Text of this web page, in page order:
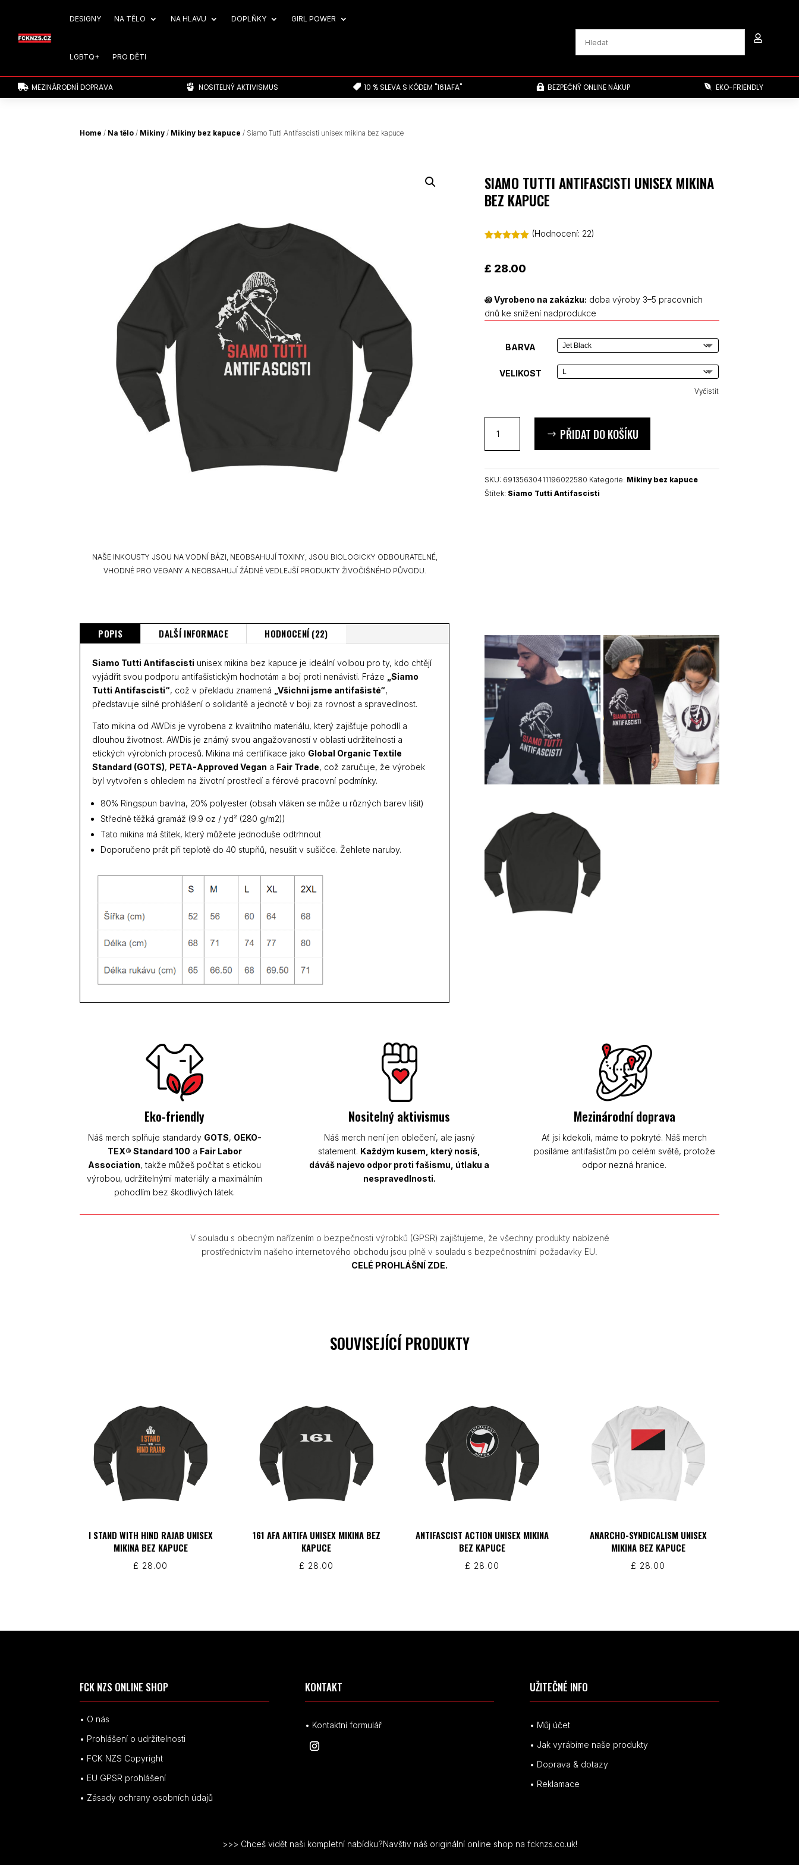
DESIGNY NA TĚLO NA HLAVU DOPLŇKY GIRL POWER
LGBTQ+ PRO DĚTI

 MEZINÁRODNÍ DOPRAVA  NOSITELNÝ AKTIVISMUS  10 % SLEVA S KÓDEM "161AFA"  BEZPEČNÝ ONLINE NÁKUP  EKO-FRIENDLY
Home / Na tělo / Mikiny / Mikiny bez kapuce / Siamo Tutti Antifascisti unisex mikina bez kapuce
NAŠE INKOUSTY JSOU NA VODNÍ BÁZI, NEOBSAHUJÍ TOXINY, JSOU BIOLOGICKY ODBOURATELNÉ,
VHODNÉ PRO VEGANY A NEOBSAHUJÍ ŽÁDNÉ VEDLEJŠÍ PRODUKTY ŽIVOČIŠNÉHO PŮVODU.
SIAMO TUTTI ANTIFASCISTI UNISEX MIKINA
BEZ KAPUCE
základě
hodnocení
(Hodnocení: 22)
£ 28.00
꩜Vyrobeno na zakázku: doba výroby 3–5 pracovních
dnů ke snížení nadprodukce
BARVA
VELIKOST
Vyčistit
Tutti
Antifascisti
mikina
bez
PŘIDAT DO KOŠÍKU
SKU: 69135630411196022580 Kategorie: Mikiny bez kapuce
Štítek: Siamo Tutti Antifascisti
POPIS DALŠÍ INFORMACE HODNOCENÍ (22)
Siamo Tutti Antifascisti unisex mikina bez kapuce je ideální volbou pro ty, kdo chtějí
vyjádřit svou podporu antifašistickým hodnotám a boj proti nenávisti. Fráze
„Siamo
Tutti Antifascisti“, což v překladu znamená „Všichni jsme antifašisté“,
představuje silné prohlášení o solidaritě a jednotě v boji za rovnost a spravedlnost.
Tato mikina od AWDis je vyrobena z kvalitního materiálu, který zajišťuje pohodlí a
dlouhou životnost. AWDis je známý svou angažovaností v oblasti udržitelnosti a
etických výrobních procesů. Mikina má certifikace jako Global Organic Textile
Standard (GOTS), PETA-Approved Vegan a Fair Trade, což zaručuje, že výrobek
byl vytvořen s ohledem na životní prostředí a férové pracovní podmínky.
80% Ringspun bavlna, 20% polyester (obsah vláken se může u různých barev lišit)
Středně těžká gramáž (9.9 oz / yd² (280 g/m2))
Tato mikina má štítek, který můžete jednoduše odtrhnout
Doporučeno prát při teplotě do 40 stupňů, nesušit v sušičce. Žehlete naruby.
Eko-friendly
Náš merch splňuje standardy GOTS, OEKO-
TEX® Standard 100 a Fair Labor
Association, takže můžeš počítat s etickou
výrobou, udržitelnými materiály a maximálním
pohodlím bez škodlivých látek.
Nositelný aktivismus
Náš merch není jen oblečení, ale jasný
statement. Každým kusem, který nosíš,
dáváš najevo odpor proti fašismu, útlaku a
nespravedlnosti.
Mezinárodní doprava
Ať jsi kdekoli, máme to pokryté. Náš merch
posíláme antifašistům po celém světě, protože
odpor nezná hranice.
V souladu s obecným nařízením o bezpečnosti výrobků (GPSR) zajišťujeme, že všechny produkty nabízené
prostřednictvím našeho internetového obchodu jsou plně v souladu s bezpečnostními požadavky EU.
CELÉ PROHLÁŠNÍ ZDE.
SOUVISEJÍCÍ PRODUKTY
I STAND WITH HIND RAJAB UNISEX
MIKINA BEZ KAPUCE
£ 28.00
161 AFA ANTIFA UNISEX MIKINA BEZ
KAPUCE
£ 28.00
ANTIFASCIST ACTION UNISEX MIKINA
BEZ KAPUCE
£ 28.00
ANARCHO-SYNDICALISM UNISEX
MIKINA BEZ KAPUCE
£ 28.00
FCK NZS ONLINE SHOP
• O nás
• Prohlášení o udržitelnosti
• FCK NZS Copyright
• EU GPSR prohlášení
• Zásady ochrany osobních údajů
KONTAKT
• Kontaktní formulář
UŽITEČNÉ INFO
• Můj účet
• Jak vyrábíme naše produkty
• Doprava & dotazy
• Reklamace
>>> Chceš vidět naši kompletní nabídku?Navštiv náš originální online shop na fcknzs.co.uk!